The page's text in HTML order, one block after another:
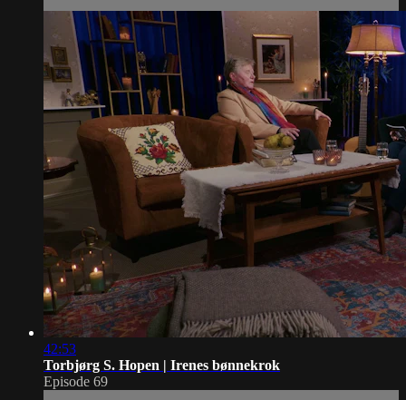
42:53
Torbjørg S. Hopen | Irenes bønnekrok
Episode 69